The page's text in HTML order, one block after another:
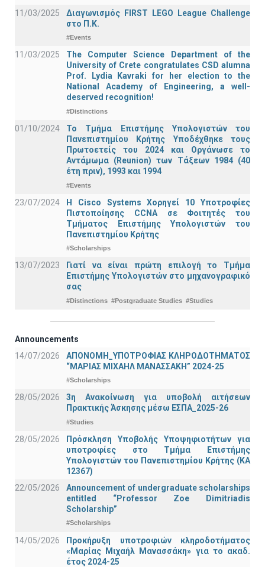
11/03/2025
Διαγωνισμός FIRST LEGO League Challenge
στο Π.Κ.
#Events
11/03/2025
The Computer Science Department of the
University of Crete congratulates CSD alumna
Prof. Lydia Kavraki for her election to the
National Academy of Engineering, a well-
deserved recognition!
#Distinctions
01/10/2024
Το Τμήμα Επιστήμης Υπολογιστών του
Πανεπιστημίου Κρήτης Υποδέχθηκε τους
Πρωτοετείς του 2024 και Οργάνωσε το
Αντάμωμα (Reunion) των Τάξεων 1984 (40
έτη πριν), 1993 και 1994
#Events
23/07/2024
Η Cisco Systems Χορηγεί 10 Υποτροφίες
Πιστοποίησης CCNA σε Φοιτητές του
Τμήματος Επιστήμης Υπολογιστών του
Πανεπιστημίου Κρήτης
#Scholarships
13/07/2023
Γιατί να είναι πρώτη επιλογή το Τμήμα
Επιστήμης Υπολογιστών στο μηχανογραφικό
σας
#Distinctions #Postgraduate Studies #Studies
Announcements
14/07/2026
ΑΠΟΝΟΜΗ_ΥΠΟΤΡΟΦΙΑΣ ΚΛΗΡΟΔΟΤΗΜΑΤΟΣ
“ΜΑΡΙΑΣ ΜΙΧΑΗΛ ΜΑΝΑΣΣΑΚΗ” 2024-25
#Scholarships
28/05/2026
3η Ανακοίνωση για υποβολή αιτήσεων
Πρακτικής Άσκησης μέσω ΕΣΠΑ_2025-26
#Studies
28/05/2026
Πρόσκληση Υποβολής Υποψηφιοτήτων για
υποτροφίες στο Τμήμα Επιστήμης
Υπολογιστών του Πανεπιστημίου Κρήτης (ΚΑ
12367)
22/05/2026
Announcement of undergraduate scholarships
entitled “Professor Zoe Dimitriadis
Scholarship”
#Scholarships
14/05/2026
Προκήρυξη υποτροφιών κληροδοτήματος
«Μαρίας Μιχαήλ Μανασσάκη» για το ακαδ.
έτος 2024-25